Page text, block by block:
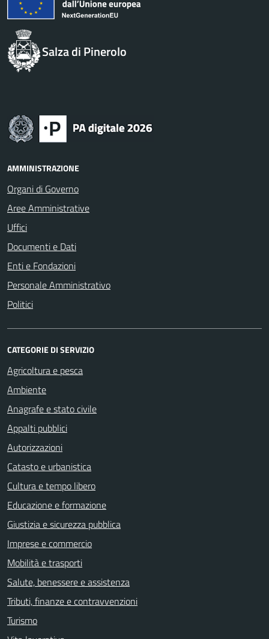
Salza di Pinerolo
AMMINISTRAZIONE
Organi di Governo
Aree Amministrative
Uffici
Documenti e Dati
Enti e Fondazioni
Personale Amministrativo
Politici
CATEGORIE DI SERVIZIO
Agricoltura e pesca
Ambiente
Anagrafe e stato civile
Appalti pubblici
Autorizzazioni
Catasto e urbanistica
Cultura e tempo libero
Educazione e formazione
Giustizia e sicurezza pubblica
Imprese e commercio
Mobilità e trasporti
Salute, benessere e assistenza
Tributi, finanze e contravvenzioni
Turismo